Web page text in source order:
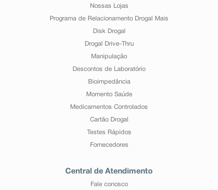
Nossas Lojas
Programa de Relacionamento Drogal Mais
Disk Drogal
Drogal Drive-Thru
Manipulação
Descontos de Laboratório
Bioimpedância
Momento Saúde
Medicamentos Controlados
Cartão Drogal
Testes Rápidos
Fornecedores
Central de Atendimento
Fale conosco